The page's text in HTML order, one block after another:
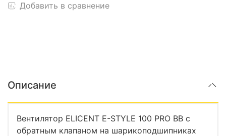
Добавить в сравнение
Описание
Вентилятор ELICENT E-STYLE 100 PRO BB с
обратным клапаном на шарикоподшипниках